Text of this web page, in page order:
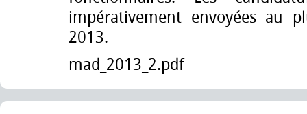
impérativement envoyées au
2013.
mad_2013_2.pdf